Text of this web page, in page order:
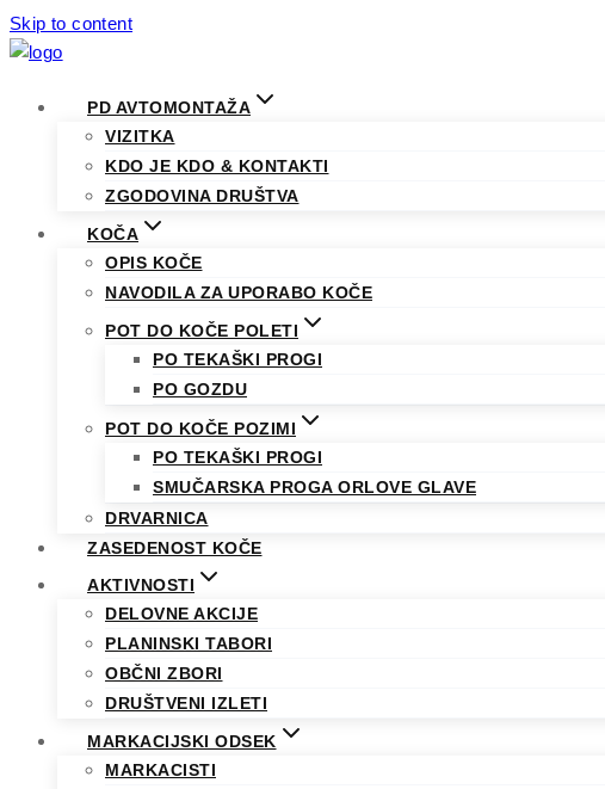
Skip to content
PD AVTOMONTAŽA
VIZITKA
KDO JE KDO & KONTAKTI
ZGODOVINA DRUŠTVA
KOČA
OPIS KOČE
NAVODILA ZA UPORABO KOČE
POT DO KOČE POLETI
PO TEKAŠKI PROGI
PO GOZDU
POT DO KOČE POZIMI
PO TEKAŠKI PROGI
SMUČARSKA PROGA ORLOVE GLAVE
DRVARNICA
ZASEDENOST KOČE
AKTIVNOSTI
DELOVNE AKCIJE
PLANINSKI TABORI
OBČNI ZBORI
DRUŠTVENI IZLETI
MARKACIJSKI ODSEK
MARKACISTI